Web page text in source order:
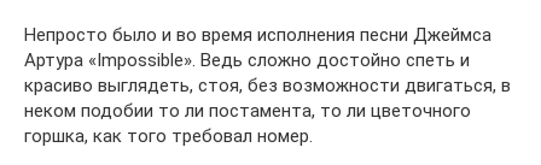
Непросто было и во время исполнения песни Джеймса
Артура «Impossible». Ведь сложно достойно спеть и
красиво выглядеть, стоя, без возможности двигаться, в
неком подобии то ли постамента, то ли цветочного
горшка, как того требовал номер.